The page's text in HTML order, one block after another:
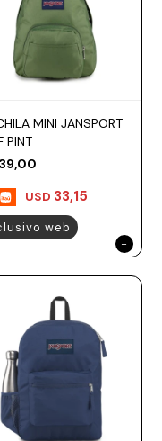
MINI JANSPORT
PINT
39,00
USD 33,15
web